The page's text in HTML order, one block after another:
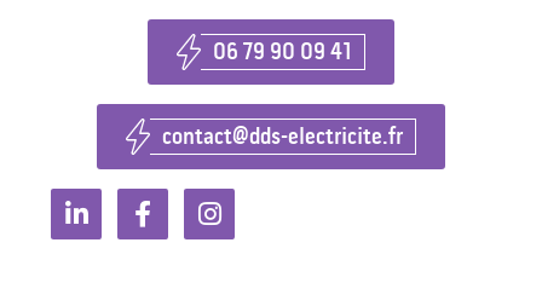
06 79 90 09 41
contact@dds-electricite.fr